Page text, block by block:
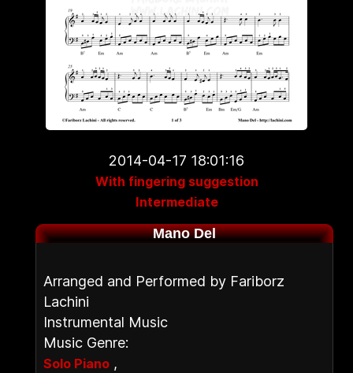
2014-04-17 18:01:16
With fingering suggestion
Intermediate
Mano Del
Arranged and Performed by Fariborz
Lachini
Instrumental Music
Music Genre:
Solo Piano ,